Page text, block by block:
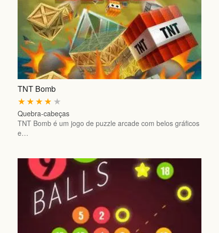
TNT Bomb
★
★
★
★
★
Quebra-cabeças
TNT Bomb é um jogo de puzzle arcade com belos gráficos
e…